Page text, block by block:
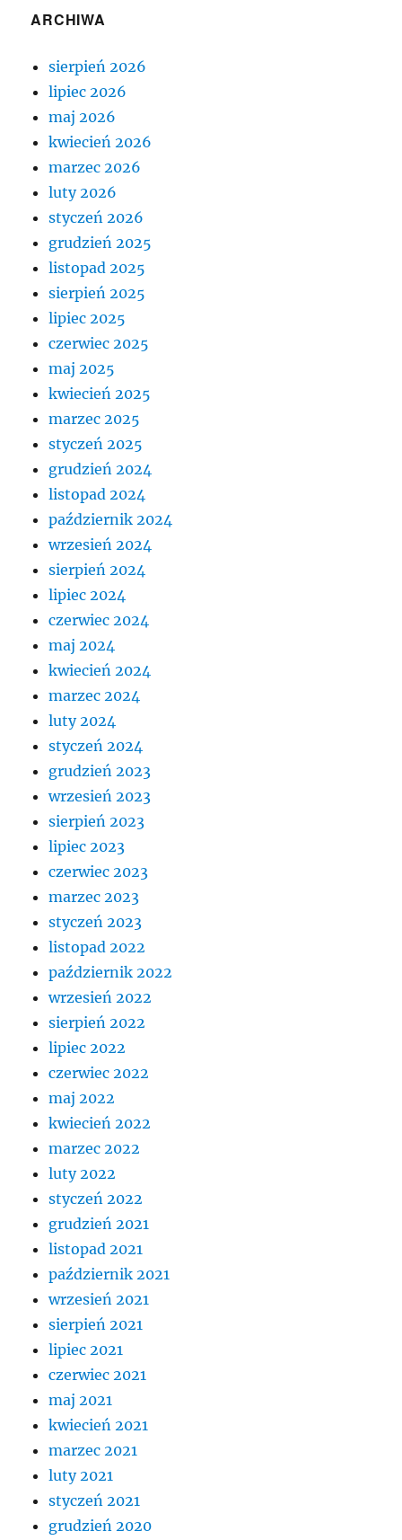
ARCHIWA
sierpień 2026
lipiec 2026
maj 2026
kwiecień 2026
marzec 2026
luty 2026
styczeń 2026
grudzień 2025
listopad 2025
sierpień 2025
lipiec 2025
czerwiec 2025
maj 2025
kwiecień 2025
marzec 2025
styczeń 2025
grudzień 2024
listopad 2024
październik 2024
wrzesień 2024
sierpień 2024
lipiec 2024
czerwiec 2024
maj 2024
kwiecień 2024
marzec 2024
luty 2024
styczeń 2024
grudzień 2023
wrzesień 2023
sierpień 2023
lipiec 2023
czerwiec 2023
marzec 2023
styczeń 2023
listopad 2022
październik 2022
wrzesień 2022
sierpień 2022
lipiec 2022
czerwiec 2022
maj 2022
kwiecień 2022
marzec 2022
luty 2022
styczeń 2022
grudzień 2021
listopad 2021
październik 2021
wrzesień 2021
sierpień 2021
lipiec 2021
czerwiec 2021
maj 2021
kwiecień 2021
marzec 2021
luty 2021
styczeń 2021
grudzień 2020